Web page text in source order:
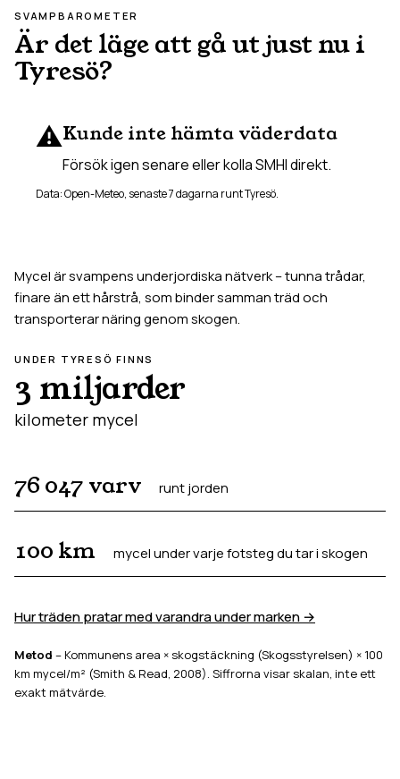
SVAMPBAROMETER
Är det läge att gå ut just nu i
Tyresö?
⚠️Kunde inte hämta väderdata
Försök igen senare eller kolla SMHI direkt.
Data: Open-Meteo, senaste 7 dagarna runtTyresö.
Mycel är svampens underjordiska nätverk – tunna trådar,
finare än ett hårstrå, som binder samman träd och
transporterar näring genom skogen.
UNDER TYRESÖ FINNS
3 miljarder
kilometer mycel
76 047 varv runt jorden
100 km mycel under varje fotsteg du tar i skogen
Hur träden pratar med varandra under marken →
Metod – Kommunens area × skogstäckning (Skogsstyrelsen) × 100
km mycel/m² (Smith & Read, 2008). Siffrorna visar skalan, inte ett
exakt mätvärde.